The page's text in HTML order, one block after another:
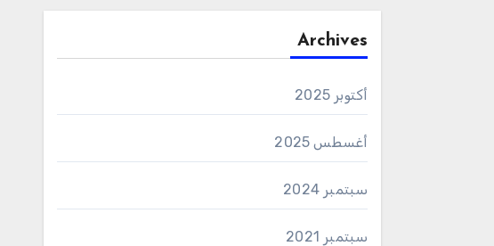
Archives
أكتوبر 2025
أغسطس 2025
سبتمبر 2024
سبتمبر 2021